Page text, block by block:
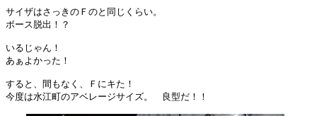
サイザはさっきのＦのと同じくらい。
ボース脱出！？
いるじゃん！
あぁよかった！
すると、間もなく、Ｆにキた！
今度は水江町のアベレージサイズ。　良型だ！！